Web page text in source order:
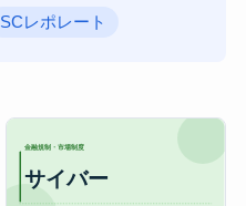
SCレポレート